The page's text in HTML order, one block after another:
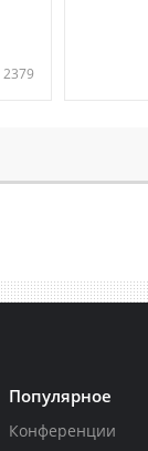
2379
Популярное
Конференции